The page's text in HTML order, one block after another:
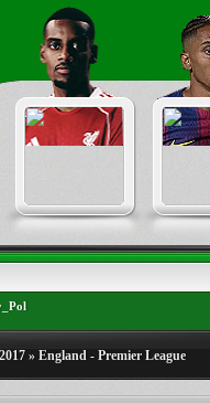
» England - Premier League